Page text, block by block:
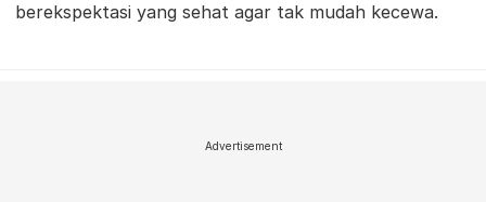
berekspektasi yang sehat agar tak mudah kecewa.
Advertisement